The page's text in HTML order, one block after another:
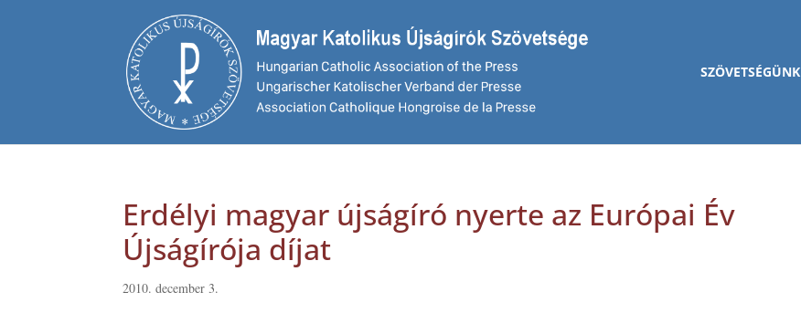
SZÖVETSÉGÜNK
Erdélyi magyar újságíró nyerte az Európai Év
Újságírója díjat
2010. december 3.